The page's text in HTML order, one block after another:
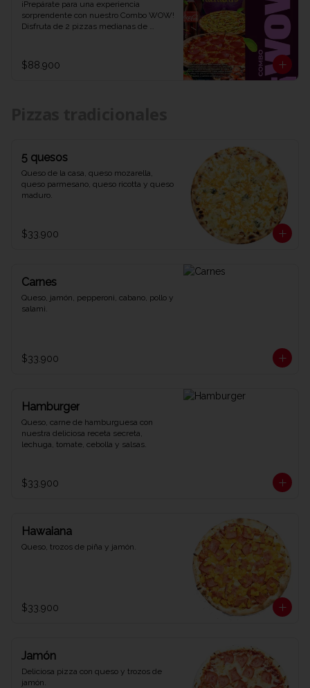
¡Prepárate para una experiencia
sorprendente con nuestro Combo WOW!
Disfruta de 2 pizzas medianas de
combinación explosiva de sabores y
diversión que te dejará diciendo WOW
$88.900
5 quesos
Queso de la casa, queso mozarella,
queso parmesano, queso ricotta y queso
maduro.
$33.900
Carnes
Queso, jamón, pepperoni, cabano, pollo y
salami.
$33.900
Hamburger
Queso, carne de hamburguesa con
nuestra deliciosa receta secreta,
lechuga, tomate, cebolla y salsas.
$33.900
Hawaiana
Queso, trozos de piña y jamón.
$33.900
Jamón
Deliciosa pizza con queso y trozos de
jamón.